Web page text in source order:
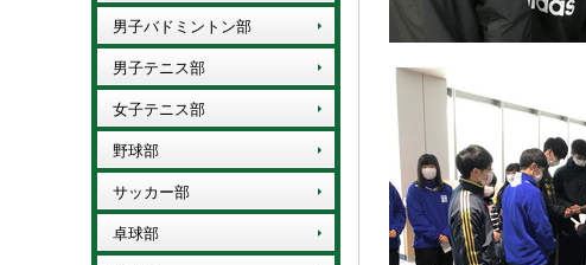
男子バドミントン部
男子テニス部
女子テニス部
野球部
サッカー部
卓球部